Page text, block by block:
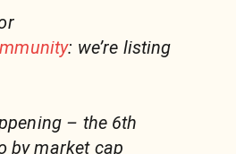
: we’re listing
– the 6th
by market cap